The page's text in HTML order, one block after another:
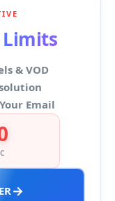
& VOD
Email